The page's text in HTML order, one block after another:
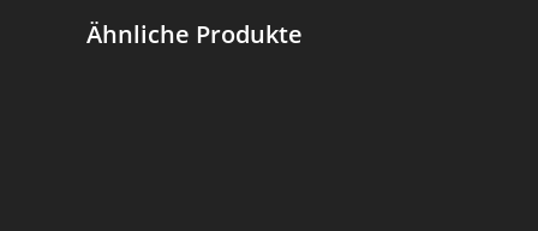
Ähnliche Produkte